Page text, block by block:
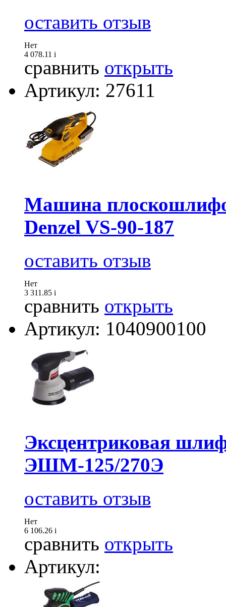
оставить отзыв
Нет
4 078.11 i
сравнить открыть
Артикул: 27611
Машина
Denzel VS-90-187
оставить отзыв
Нет
3 311.85 i
сравнить открыть
Артикул: 1040900100
Эксцентриковая
ЭШМ-125/270Э
оставить отзыв
Нет
6 106.26 i
сравнить открыть
Артикул: